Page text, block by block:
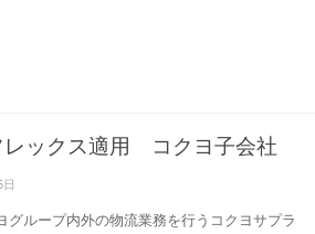
レックス適用 コクヨ子会社
グループ内外の物流業務を行うコクヨサプラ